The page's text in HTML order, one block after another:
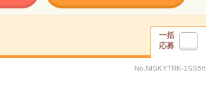
一括
応募
No.NISKYTRK-1SS56